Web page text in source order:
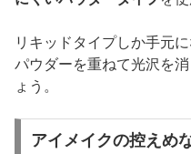
リキッドタイプしか手元
パウダーを重ねて光沢を
ょう。
アイメイクの控えめ